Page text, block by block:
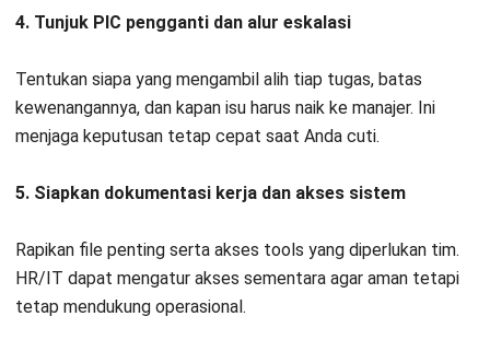
dan kualitas kerja dalam jangka panjang. Berikut manfaatnya:
Meningkatkan kompetensi dan wawasan baru
Banyak karyawan memanfaatkan cuti ini untuk studi,
sertifikasi, atau proyek pengembangan diri. Dampaknya,
menghadapi kebutuhan bisnis yang berubah.
Kebijakan cuti ini menunjukkan perusahaan peduli pada
keberlanjutan karier dan kesejahteraan karyawan. Hal ini
dapat memperkuat engagement dan menurunkan